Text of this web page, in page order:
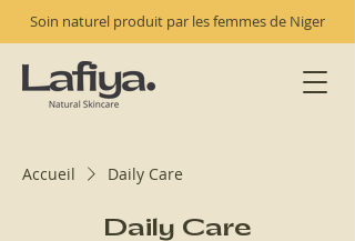
Soin naturel produit par les femmes de Niger
Accueil Daily Care
Daily Care